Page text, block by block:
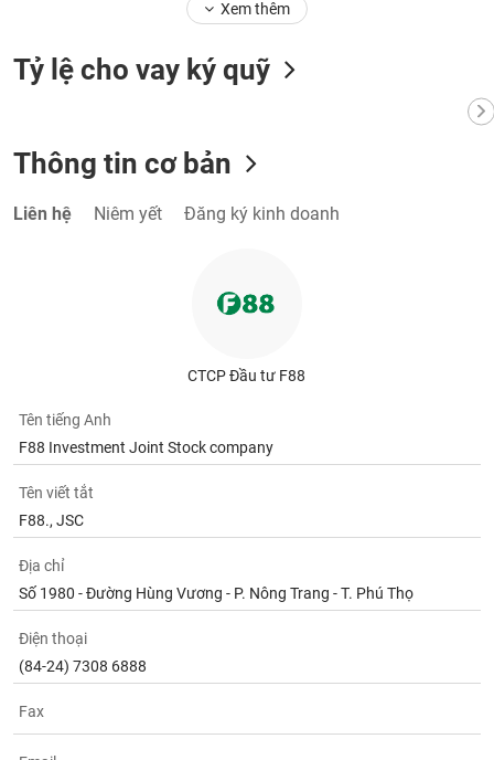
Xem thêm
Tỷ lệ cho vay ký quỹ
Thông tin cơ bản
Liên hệ Niêm yết Đăng ký kinh doanh
CTCP Đầu tư F88
Tên tiếng Anh
F88 Investment Joint Stock company
Tên viết tắt
F88., JSC
Địa chỉ
Số 1980 - Đường Hùng Vương - P. Nông Trang - T. Phú Thọ
Điện thoại
(84-24) 7308 6888
Fax